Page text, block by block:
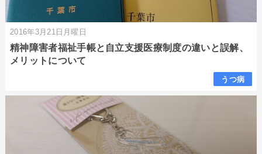
2016年3月21日月曜日
精神障害者福祉手帳と自立支援医療制度の違いと誤解、
メリットについて
うつ病